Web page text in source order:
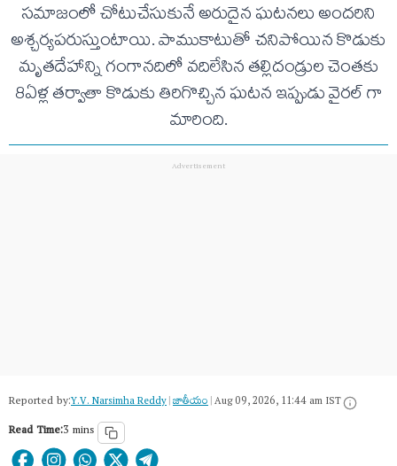
సమాజంలో చోటుచేసుకునే అరుదైన ఘటనలు అందరిని
అశ్చర్యపరుస్తుంటాయి. పాముకాటుతో చనిపోయిన కొడుకు
మృతదేహాన్ని గంగానదిలో వదిలేసిన తల్లిదండ్రుల చెంతకు
8ఏళ్ల తర్వాతా కొడుకు తిరిగొచ్చిన ఘటన ఇప్పుడు వైరల్ గా
మారింది.
Reported by:Y.V. Narsimha Reddy|జాతీయం|Aug 09, 2026, 11:44 am IST
Read Time:3 mins